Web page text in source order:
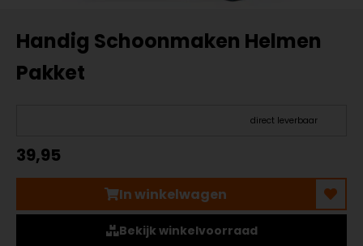
Handig Schoonmaken Helmen
Pakket
direct leverbaar
39,95
In winkelwagen
Bekijk winkelvoorraad